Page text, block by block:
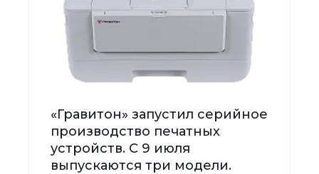
«Гравитон» запустил серийное
производство печатных
устройств. С 9 июля
выпускаются три модели.